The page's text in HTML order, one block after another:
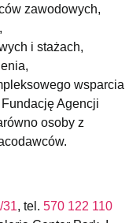
zawodowych,
i stażach,
wsparcia
Agencji
osoby z
31, tel. 570 122 110